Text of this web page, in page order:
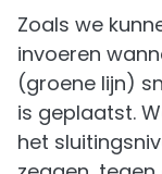
Zoals we
invoeren
(groene lijn)
is geplaatst.
het